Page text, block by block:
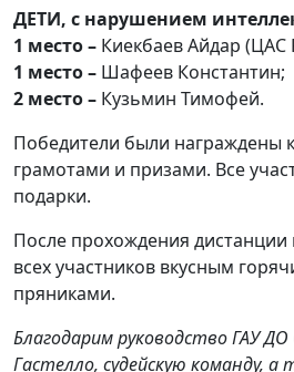
ДЕТИ, с нарушением
1 место – Киекбаев Айдар (ЦАС
1 место – Шафеев Константин;
2 место – Кузьмин Тимофей.
Победители были награждены
грамотами и призами. Все
подарки.
После прохождения
всех участников вкусным
пряниками.
Благодарим руководство ГАУ
Гастелло, судейскую команду,